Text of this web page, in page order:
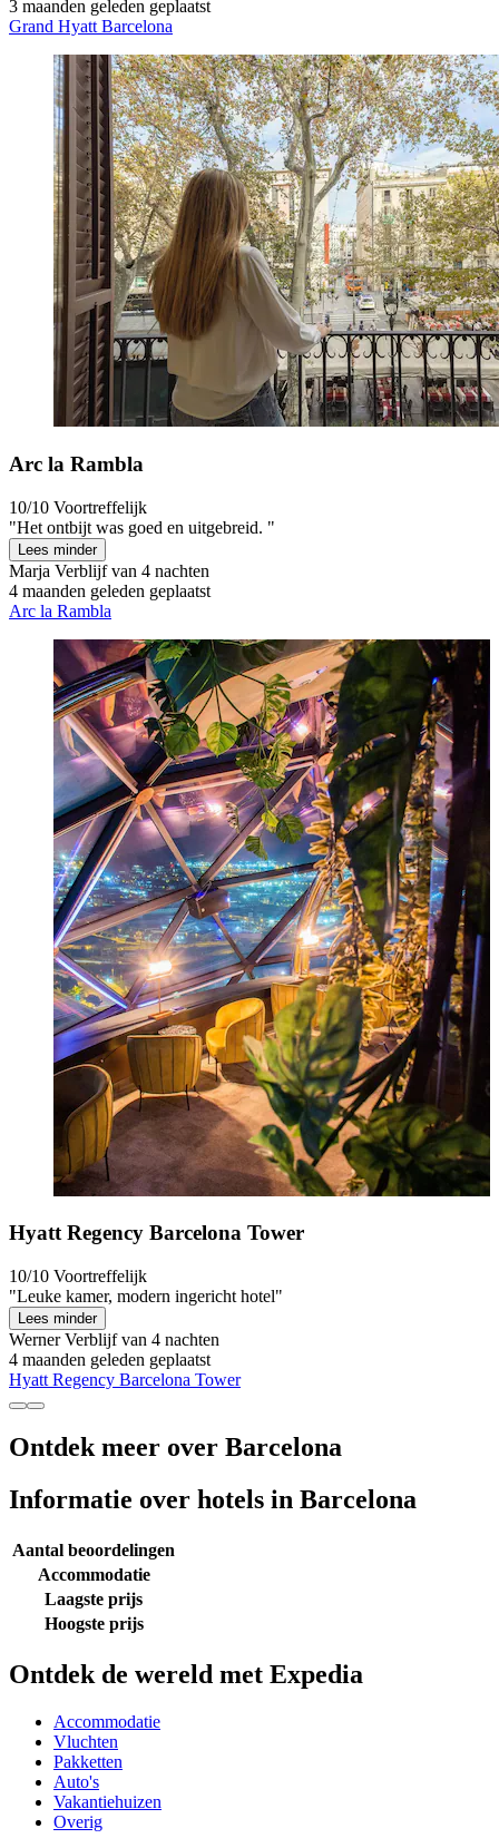
3 maanden geleden geplaatst
Grand Hyatt Barcelona
Arc la Rambla
10/10 Voortreffelijk
"Het ontbijt was goed en uitgebreid. "
Lees minder
Marja Verblijf van 4 nachten
4 maanden geleden geplaatst
Arc la Rambla
Hyatt Regency Barcelona Tower
10/10 Voortreffelijk
"Leuke kamer, modern ingericht hotel"
Lees minder
WernerVerblijf van 4 nachten
4 maanden geleden geplaatst
Hyatt Regency Barcelona Tower
Ontdek meer over Barcelona
Informatie over hotels in Barcelona
Aantal beoordelingen
Accommodatie
Laagste prijs
Hoogste prijs
Ontdek de wereld met Expedia
Accommodatie
Vluchten
Pakketten
Auto's
Vakantiehuizen
Overig